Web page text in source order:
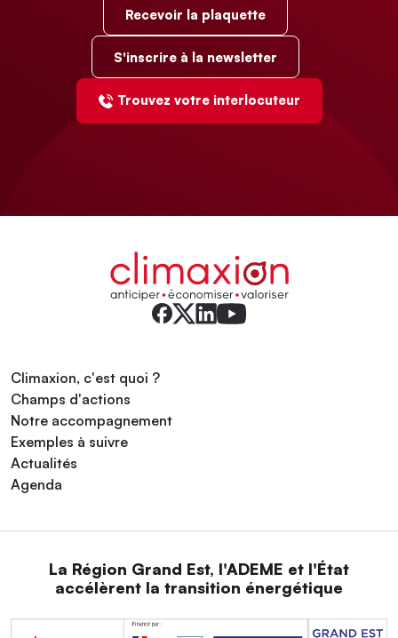
Recevoir la plaquette
S'inscrire à la newsletter
Trouvez votre interlocuteur
Climaxion, c'est quoi ?
Champs d'actions
Notre accompagnement
Exemples à suivre
Actualités
Agenda
La Région Grand Est, l'ADEME et l'État
accélèrent la transition énergétique